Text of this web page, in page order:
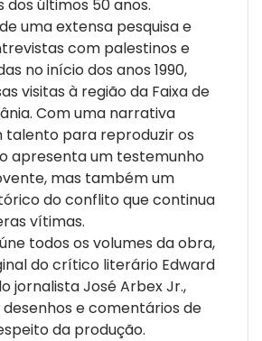
dos últimos 50 anos.
uma extensa pesquisa e
com palestinos e
no início dos anos 1990,
visitas à região da Faixa de
Com uma narrativa
talento para reproduzir os
apresenta um testemunho
mas também um
do conflito que continua
vítimas.
todos os volumes da obra,
do crítico literário Edward
jornalista José Arbex Jr.,
e comentários de
da produção.